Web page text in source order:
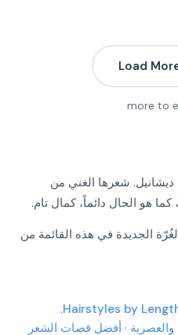
Load
شعرها الغني من
هو الحال دائماً، كمال تام.
الجديدة في هذه القائمة من
Hairstyles by
.
· أفضل قصات الشعر